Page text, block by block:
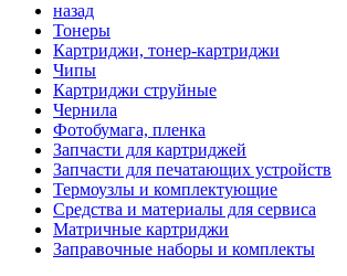
назад
Тонеры
Картриджи, тонер-картриджи
Чипы
Картриджи струйные
Чернила
Фотобумага, пленка
Запчасти для картриджей
Запчасти для печатающих устройств
Термоузлы и комплектующие
Средства и материалы для сервиса
Матричные картриджи
Заправочные наборы и комплекты